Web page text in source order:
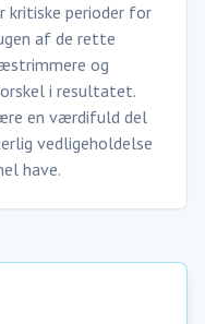
kritiske perioder for
af de rette
og
i resultatet.
en værdifuld del
vedligeholdelse
have.